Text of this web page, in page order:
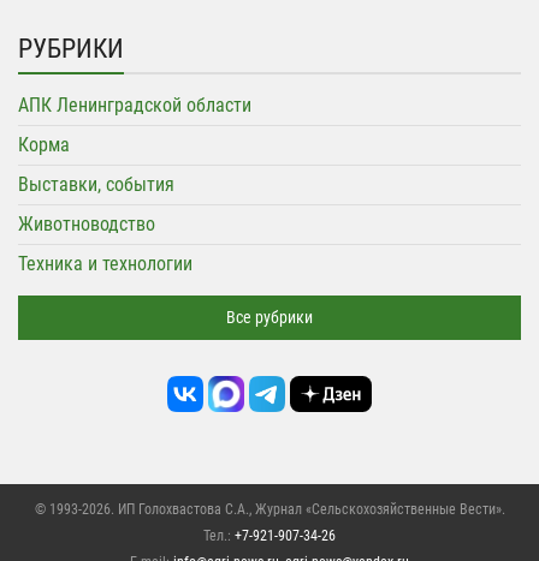
РУБРИКИ
АПК Ленинградской области
Корма
Выставки, события
Животноводство
Техника и технологии
Все рубрики
© 1993-2026. ИП Голохвастова С.А., Журнал «Сельскохозяйственные Вести».
Тел.: +7-921-907-34-26